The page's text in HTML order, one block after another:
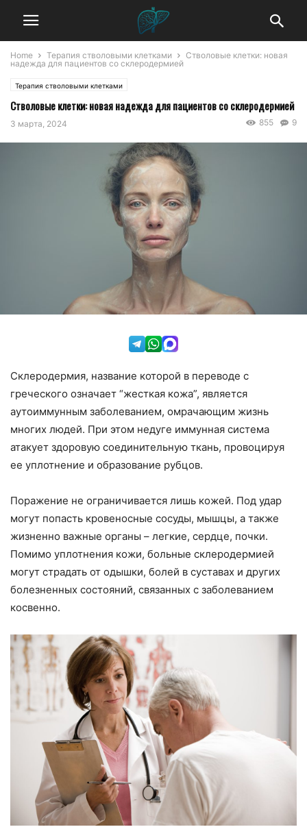
Home Терапия стволовыми клетками
Стволовые клетки: новая
надежда для пациентов со склеродермией
Терапия стволовыми клетками
Стволовые клетки: новая надежда для пациентов со склеродермией
3 марта, 2024 9
855
Склеродермия, название которой в переводе с
греческого означает “жесткая кожа”, является
аутоиммунным заболеванием, омрачающим жизнь
многих людей. При этом недуге иммунная система
атакует здоровую соединительную ткань, провоцируя
ее уплотнение и образование рубцов.
Поражение не ограничивается лишь кожей. Под удар
могут попасть кровеносные сосуды, мышцы, а также
жизненно важные органы – легкие, сердце, почки.
Помимо уплотнения кожи, больные склеродермией
могут страдать от одышки, болей в суставах и других
болезненных состояний, связанных с заболеванием
косвенно.